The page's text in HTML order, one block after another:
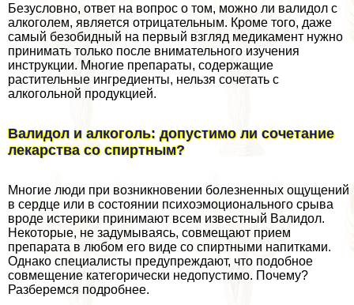
Безусловно, ответ на вопрос о том, можно ли валидол с
алкоголем, является отрицательным. Кроме того, даже
самый безобидный на первый взгляд медикамент нужно
принимать только после внимательного изучения
инструкции. Многие препараты, содержащие
растительные ингредиенты, нельзя сочетать с
алкогольной продукцией.
Валидол и алкоголь: допустимо ли сочетание
лекарства со спиртным?
Многие люди при возникновении болезненных ощущений
в сердце или в состоянии психоэмоционального срыва
вроде истерики принимают всем известный Валидол.
Некоторые, не задумываясь, совмещают прием
препарата в любом его виде со спиртными напитками.
Однако специалисты предупреждают, что подобное
совмещение категорически недопустимо. Почему?
Разберемся подробнее.